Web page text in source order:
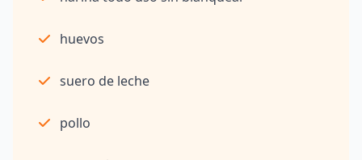
huevos
suero de leche
pollo